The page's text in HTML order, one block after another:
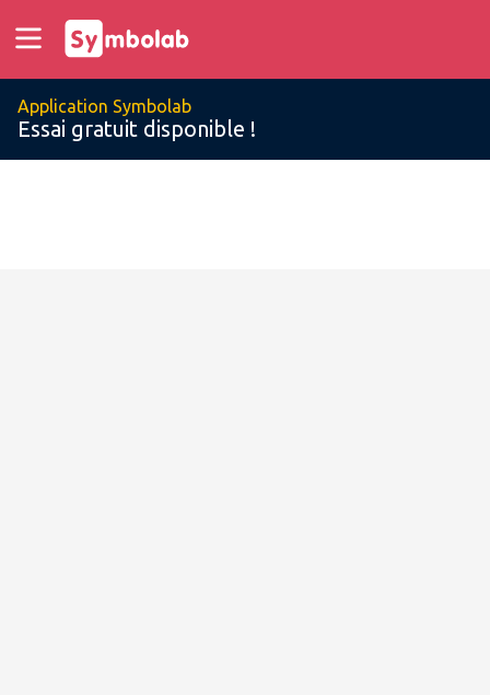
Application Symbolab
Essai gratuit disponible !